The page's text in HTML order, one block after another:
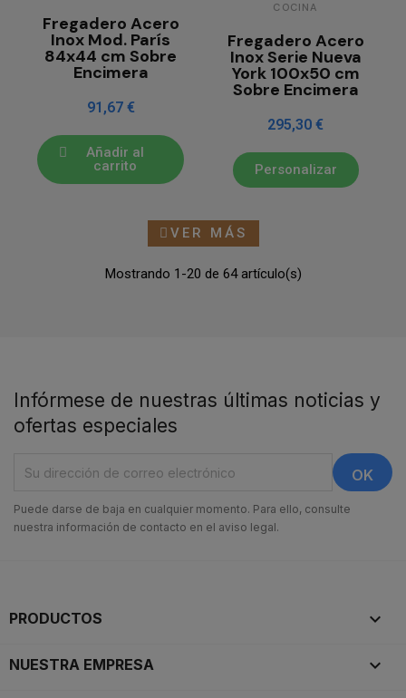
Fregadero Acero
Inox Mod. París
84x44 cm Sobre
Encimera
91,67 €
Añadir al
carrito
COCINA
Fregadero Acero
Inox Serie Nueva
York 100x50 cm
Sobre Encimera
295,30 €
Personalizar
VER MÁS
Mostrando 1-20 de 64 artículo(s)
Infórmese de nuestras últimas noticias y
ofertas especiales
Puede darse de baja en cualquier momento. Para ello, consulte
nuestra información de contacto en el aviso legal.
PRODUCTOS 
NUESTRA EMPRESA 